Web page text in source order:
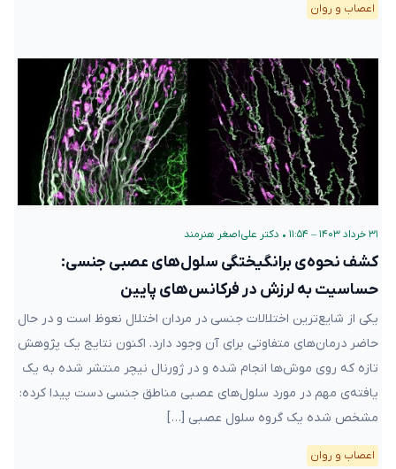
اعصاب و روان
۳۱ خرداد ۱۴۰۳ – ۱۱:۵۴ • دکتر علی‌اصغر هنرمند
کشف نحوه‌ی برانگیختگی سلول‌های عصبی جنسی:
حساسیت به لرزش در فرکانس‌های پایین
یکی از شایع‌ترین اختلالات جنسی در مردان اختلال نعوظ است و در حال
حاضر درمان‌های متفاوتی برای آن وجود دارد. اکنون نتایج یک پژوهش
تازه که روی موش‌ها انجام شده و در ژورنال نیچر منتشر شده به یک
یافته‌ی مهم در مورد سلول‌های عصبی مناطق جنسی دست پیدا کرده:
مشخص شده یک گروه سلول‌ عصبی […]
اعصاب و روان